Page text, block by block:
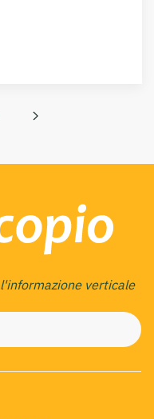
l'informazione verticale